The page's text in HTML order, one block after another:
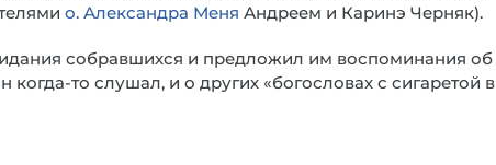
о. Александра Меня Андреем и Каринэ Черняк).
собравшихся и предложил им воспоминания об
когда-то слушал, и о других «богословах с сигаретой в